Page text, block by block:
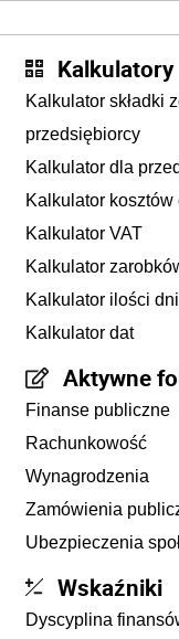
Kalkulatory
Kalkulator składki
przedsiębiorcy
Kalkulator dla
Kalkulator kosztów
Kalkulator VAT
Kalkulator
Kalkulator ilości dni
Kalkulator dat
Aktywne
Finanse publiczne
Rachunkowość
Wynagrodzenia
Zamówienia
Ubezpieczenia
Wskaźniki
Dyscyplina